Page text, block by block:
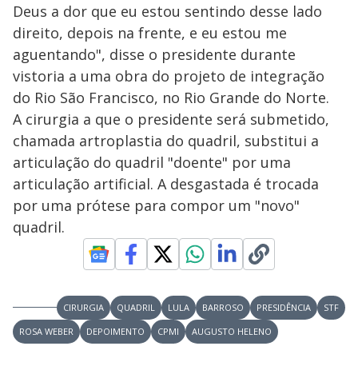
Deus a dor que eu estou sentindo desse lado
direito, depois na frente, e eu estou me
aguentando", disse o presidente durante
vistoria a uma obra do projeto de integração
do Rio São Francisco, no Rio Grande do Norte.
A cirurgia a que o presidente será submetido,
chamada artroplastia do quadril, substitui a
articulação do quadril "doente" por uma
articulação artificial. A desgastada é trocada
por uma prótese para compor um "novo"
quadril.
CIRURGIA QUADRIL LULA BARROSO PRESIDÊNCIA
STF
ROSA WEBER
DEPOIMENTO CPMI AUGUSTO HELENO